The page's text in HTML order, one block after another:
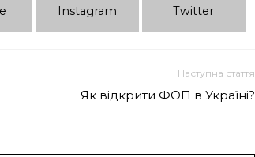
Instagram Twitter
Наступна стаття
Як відкрити ФОП в Україні?